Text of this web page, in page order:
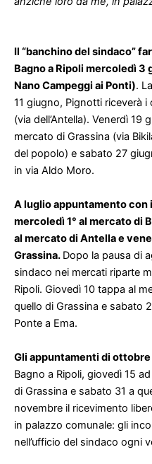
Il “banchino del sindaco”
Bagno a Ripoli mercoledì 3
Nano Campeggi ai Ponti).
11 giugno, Pignotti riceverà
(via dell’Antella). Venerdì
mercato di Grassina (via
del popolo) e sabato 27
in via Aldo Moro.
A luglio appuntamento con
mercoledì 1° al mercato di
al mercato di Antella e
Grassina. Dopo la pausa di
sindaco nei mercati riparte
Ripoli. Giovedì 10 tappa al
quello di Grassina e sabato
Ponte a Ema.
Gli appuntamenti di ottobre
Bagno a Ripoli, giovedì 15
di Grassina e sabato 31 a
novembre il ricevimento
in palazzo comunale: gli
nell’ufficio del sindaco ogni